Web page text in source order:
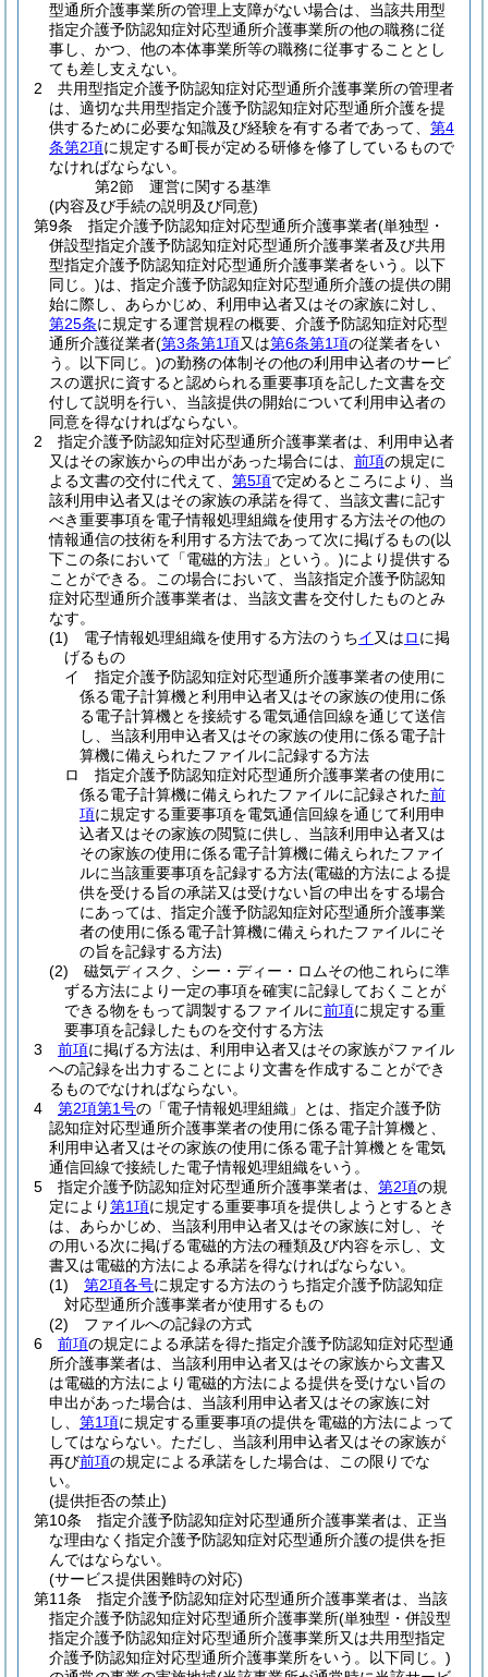
型通所介護事業所の管理上支障がない場合は、当該共用型
指定介護予防認知症対応型通所介護事業所の他の職務に従
事し、かつ、他の本体事業所等の職務に従事することとし
ても差し支えない。
2
共用型指定介護予防認知症対応型通所介護事業所の管理者
は、適切な共用型指定介護予防認知症対応型通所介護を提
供するために必要な知識及び経験を有する者であって、 第4
条第2項に規定する町長が定める研修を修了しているもので
なければならない。
第2節
運営に関する基準
(内容及び手続の説明及び同意)
第9条
指定介護予防認知症対応型通所介護事業者(単独型・
併設型指定介護予防認知症対応型通所介護事業者及び共用
型指定介護予防認知症対応型通所介護事業者をいう。以下
同じ。)は、指定介護予防認知症対応型通所介護の提供の開
始に際し、あらかじめ、利用申込者又はその家族に対し、
第25条に規定する運営規程の概要、介護予防認知症対応型
通所介護従業者(第3条第1項又は第6条第1項の従業者をい
う。以下同じ。)の勤務の体制その他の利用申込者のサービ
スの選択に資すると認められる重要事項を記した文書を交
付して説明を行い、当該提供の開始について利用申込者の
同意を得なければならない。
2
指定介護予防認知症対応型通所介護事業者は、利用申込者
又はその家族からの申出があった場合には、 前項の規定に
よる文書の交付に代えて、 第5項で定めるところにより、当
該利用申込者又はその家族の承諾を得て、当該文書に記す
べき重要事項を電子情報処理組織を使用する方法その他の
情報通信の技術を利用する方法であって次に掲げるもの(以
下この条において「電磁的方法」という。)により提供する
ことができる。
この場合において、当該指定介護予防認知
症対応型通所介護事業者は、当該文書を交付したものとみ
なす。
(1)
電子情報処理組織を使用する方法のうちイ 又はロに掲
げるもの
イ
指定介護予防認知症対応型通所介護事業者の使用に
係る電子計算機と利用申込者又はその家族の使用に係
る電子計算機とを接続する電気通信回線を通じて送信
し、当該利用申込者又はその家族の使用に係る電子計
算機に備えられたファイルに記録する方法
ロ
指定介護予防認知症対応型通所介護事業者の使用に
係る電子計算機に備えられたファイルに記録された前
項に規定する重要事項を電気通信回線を通じて利用申
込者又はその家族の閲覧に供し、当該利用申込者又は
その家族の使用に係る電子計算機に備えられたファイ
ルに当該重要事項を記録する方法(電磁的方法による提
供を受ける旨の承諾又は受けない旨の申出をする場合
にあっては、指定介護予防認知症対応型通所介護事業
者の使用に係る電子計算機に備えられたファイルにそ
の旨を記録する方法)
(2)
磁気ディスク、シー・ディー・ロムその他これらに準
ずる方法により一定の事項を確実に記録しておくことが
できる物をもって調製するファイルに前項に規定する重
要事項を記録したものを交付する方法
3
前項に掲げる方法は、利用申込者又はその家族がファイル
への記録を出力することにより文書を作成することができ
るものでなければならない。
4
第2項第1号の「電子情報処理組織」とは、指定介護予防
認知症対応型通所介護事業者の使用に係る電子計算機と、
利用申込者又はその家族の使用に係る電子計算機とを電気
通信回線で接続した電子情報処理組織をいう。
5
指定介護予防認知症対応型通所介護事業者は、 第2項の規
定により第1項に規定する重要事項を提供しようとするとき
は、あらかじめ、当該利用申込者又はその家族に対し、そ
の用いる次に掲げる電磁的方法の種類及び内容を示し、文
書又は電磁的方法による承諾を得なければならない。
(1)
第2項各号に規定する方法のうち指定介護予防認知症
対応型通所介護事業者が使用するもの
(2)
ファイルへの記録の方式
6
前項の規定による承諾を得た指定介護予防認知症対応型通
所介護事業者は、当該利用申込者又はその家族から文書又
は電磁的方法により電磁的方法による提供を受けない旨の
申出があった場合は、当該利用申込者又はその家族に対
し、 第1項に規定する重要事項の提供を電磁的方法によって
してはならない。 ただし、当該利用申込者又はその家族が
再び前項の規定による承諾をした場合は、この限りでな
い。
(提供拒否の禁止)
第10条
指定介護予防認知症対応型通所介護事業者は、正当
な理由なく指定介護予防認知症対応型通所介護の提供を拒
んではならない。
(サービス提供困難時の対応)
第11条
指定介護予防認知症対応型通所介護事業者は、当該
指定介護予防認知症対応型通所介護事業所(単独型・併設型
指定介護予防認知症対応型通所介護事業所又は共用型指定
介護予防認知症対応型通所介護事業所をいう。以下同じ。)